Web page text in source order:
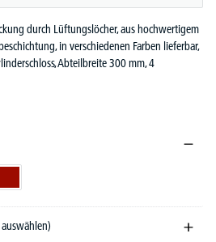
durch Lüftungslöcher, aus hochwertigem
in verschiedenen Farben lieferbar,
Abteilbreite 300 mm, 4